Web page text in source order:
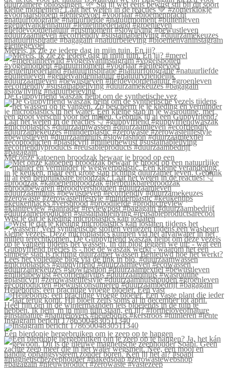
Merels, ik zie ze iedere dag in mijn tuin. En jij?
De Guppyfriend waszak helpt om de synthetische vez
Met onze katoenen broodzak bewaar je brood op een
Wist je dat je kleding microplastics kan loslaten
Helleborus: een prachtige vroege bloeier. Een vast
Instagram bericht 17865004830511340
Een bierdopje hergebruiken om je zeep op te hangen